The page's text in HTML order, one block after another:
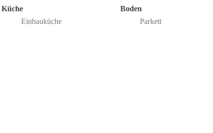
Küche
Einbauküche
Boden
Parkett